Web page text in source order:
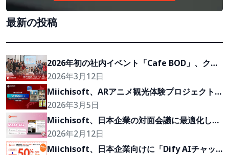
最新の投稿
2026年初の社内イベント「Cafe BOD」、クラ
イアントの『Growth Partner』を目指して
2026年3月12日
Miichisoft、ARアニメ観光体験プロジェクト
「沖縄2Go！」の開発に参画
2026年3月5日
Miichisoft、日本企業の対面会議に最適化した
AI会議アシスタント、議事録作成時間を最大
90%削減「Meet AI+」を発表
2026年2月12日
Miichisoft、日本企業向けに「Dify AIチャッ